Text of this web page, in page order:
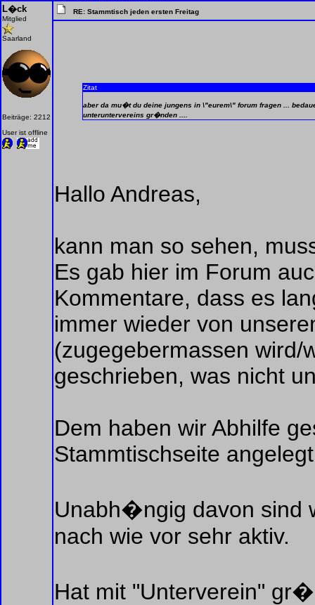
L�ck
Mitglied
Saarland
Beiträge: 2212
User ist offline
RE: Stammtisch jeden ersten Freitag
Zitat
aber da mu�t du deine jungens in \"eurem\" forum fragen ...
unteruntervereins gr�nden ....
Hallo Andreas,
kann man so sehen,
Es gab hier im Forum
Kommentare, dass es
immer wieder von
(zugegebermassen wird/
geschrieben, was nicht
Dem haben wir Abhilfe
Stammtischseite
Unabh�ngig davon sind
nach wie vor sehr aktiv.
Hat mit "Unterverein"